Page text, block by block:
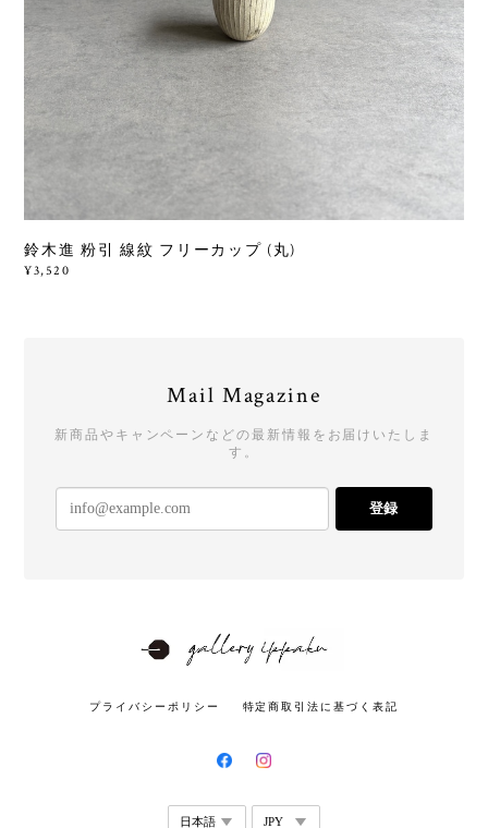
鈴木進 粉引 線紋 フリーカップ (丸)
¥3,520
Mail Magazine
新商品やキャンペーンなどの最新情報をお届けいたしま
す。
登録
プライバシーポリシー 特定商取引法に基づく表記